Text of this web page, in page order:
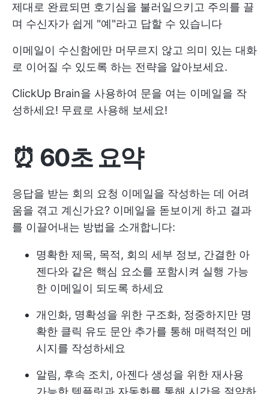
제대로 완료되면 호기심을 불러일으키고 주의를 끌
며 수신자가 쉽게 "예"라고 답할 수 있습니다
이메일이 수신함에만 머무르지 않고 의미 있는 대화
로 이어질 수 있도록 하는 전략을 알아보세요.
ClickUp Brain을 사용하여 문을 여는 이메일을 작
성하세요! 무료로 사용해 보세요!
⏰ 60초 요약
응답을 받는 회의 요청 이메일을 작성하는 데 어려
움을 겪고 계신가요? 이메일을 돋보이게 하고 결과
를 이끌어내는 방법을 소개합니다:
명확한 제목, 목적, 회의 세부 정보, 간결한 아
젠다와 같은 핵심 요소를 포함시켜 실행 가능
한 이메일이 되도록 하세요
개인화, 명확성을 위한 구조화, 정중하지만 명
확한 클릭 유도 문안 추가를 통해 매력적인 메
시지를 작성하세요
알림, 후속 조치, 아젠다 생성을 위한 재사용
가능한 템플릿과 자동화를 통해 시간을 절약하